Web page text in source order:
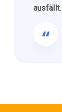
ausfällt.